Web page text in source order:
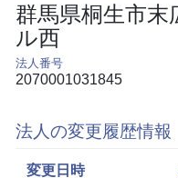
群馬県桐生市末
ル西
法人番号
2070001031845
法人の変更履歴情報
変更日時